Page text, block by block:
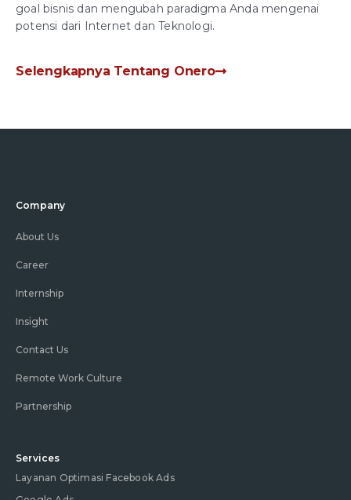
goal bisnis dan mengubah paradigma Anda mengenai
potensi dari Internet dan Teknologi.
Selengkapnya Tentang Onero
Company
About Us
Career
Internship
Insight
Contact Us
Remote Work Culture
Partnership
Services
Layanan Optimasi Facebook Ads